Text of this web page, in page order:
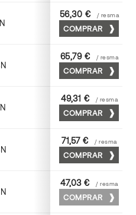
63 x 88
56,30 € / resma
COMPRAR
63 x 88
65,79 € / resma
COMPRAR
45 x 64
49,31 € / resma
COMPRAR
63 x 88
71,57 € / resma
COMPRAR
52 x 70
47,03 € / resma
COMPRAR